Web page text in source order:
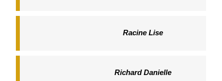
Racine Lise
Richard Danielle